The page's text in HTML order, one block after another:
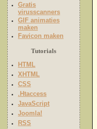
Gratis
virusscanners
GIF animaties
maken
Favicon maken
Tutorials
HTML
XHTML
CSS
.Htaccess
JavaScript
Joomla!
RSS